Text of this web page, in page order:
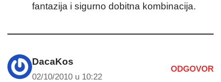
fantazija i sigurno dobitna kombinacija.
DacaKos
02/10/2010 u 10:22
ODGOVOR